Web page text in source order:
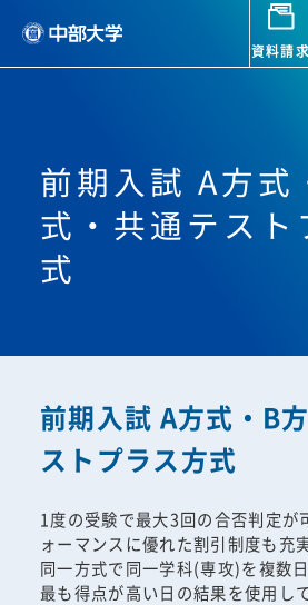
資料請求
前期入試 A方式
式・共通テスト
式
前期入試 A方式・B
ストプラス方式
1度の受験で最大3回の合否判定が
ォーマンスに優れた割引制度も充
同一方式で同一学科(専攻)を複数
最も得点が高い日の結果を使用し